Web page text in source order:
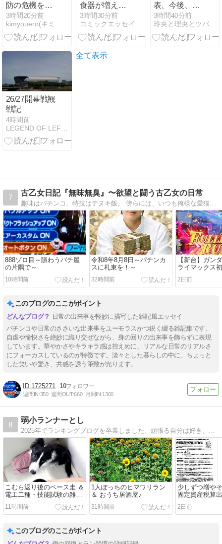
防の危機を招
く大統領の量
刑はいかほど
か？
3時間20分前
kimyouero(キミョェリィョ)
食器が増える
ワケ
3時間30分前
コミックエッセイ365
表、今後、大
丈夫？
3時間40分前
玲央と理央とツバメちゃんの気まぐれエッセイ
26/27開幕戦観
戦記
4時間前
全て表示
7
古乙女日記『無味無臭』〜欲望と闘う古乙女の日常
趣味はパチンコ、特技はテヌキ飯。 傍らには、いつも俺様な愛猫「ちゃま様」。 淡々と過ぎていくはずの日常に宿るのは、期待値か、闇か、それとも猫の毛か。 崖っぷちな「古乙女」が、欲望と日常の狭間で戦う（つもりで振り回される）記録
888ゾロ目～賑わうパチ屋
の片隅で～
10時間前
令和8年8月8日～パチンカ
スに札束を！～
32時間前
【新台】ガン
ライマックス
2日前
このブログのここがポイント
日常の出来事を軽妙に描写した雑記風エッセイ
パチンコや日常のささいな出来事をユーモラスかつ鋭く綴る雑記集です。
自虐や愉快さを絶妙に織り交ぜながら、身の回りの出来事を飾らずに表現
しています。華やかさやキラキラ感は控えめに、リアルな日常のリアルさ
にフォーカスしているのが特徴です。淡々とした暮らしの中に、ちょっと
した笑いや驚き、共感を誘う筆致が光ります。
1725271 10
週間IN:350 週間OUT:660 月間IN:1300
8
弱小ランナーとし
2025年でランキングブログを卒業しました。頑張る自分は好き。でも練習は嫌い(^^;そんな似非(？)ランナーが愛犬チョコ(♀)と一緒に走ります。大会よりも観光ランのために練習しています♪
こむら返り後のペース走 ＆
電工二種・技能試験の雑感
11時間前
1人ぽっちのヒマワリラン
＆ おうち居酒屋♪
31時間前
少しずつ増や
固定資産税算
2日前
このブログのここがポイント